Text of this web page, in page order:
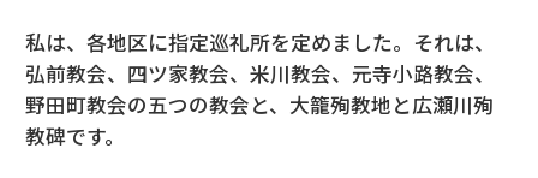
私は、各地区に指定巡礼所を定めました。それは、
弘前教会、四ツ家教会、米川教会、元寺小路教会、
野田町教会の五つの教会と、大籠殉教地と広瀬川殉
教碑です。